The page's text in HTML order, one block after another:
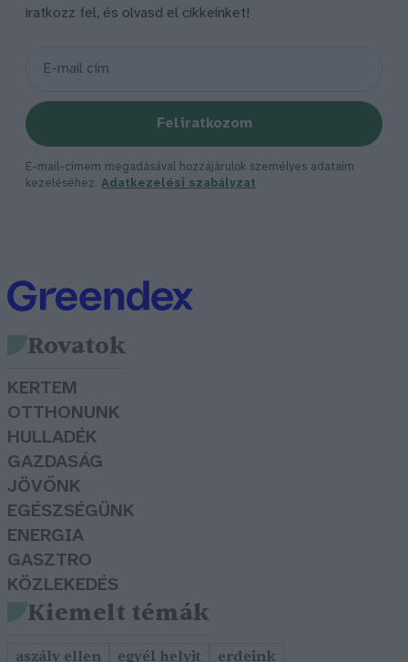
iratkozz fel, és olvasd el cikkeinket!
Feliratkozom
E-mail-címem megadásával hozzájárulok személyes adataim
kezeléséhez. Adatkezelési szabályzat
Rovatok
KERTEM
OTTHONUNK
HULLADÉK
GAZDASÁG
JÖVŐNK
EGÉSZSÉGÜNK
ENERGIA
GASZTRO
KÖZLEKEDÉS
Kiemelt témák
aszály ellen egyél helyit erdeink